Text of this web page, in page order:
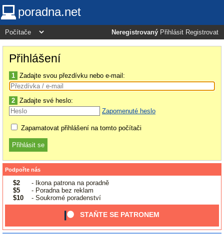
poradna.net
Neregistrovaný Přihlásit Registrovat
Přihlášení
1 Zadajte svou přezdívku nebo e-mail:
2 Zadajte své heslo:
Zapomenuté heslo
Zapamatovat přihlášení na tomto počítači
Podpořte nás
$2
- Ikona patrona na poradně
$5
- Poradna bez reklam
$10
- Soukromé poradenství
STAŇTE SE PATRONEM